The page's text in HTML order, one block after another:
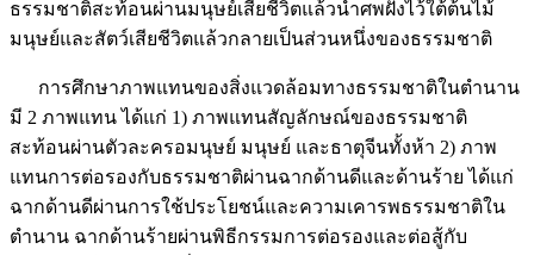
ธรรมชาติสะท้อนผ่านมนุษย์เสียชีวิตแล้วนำศพฝังไว้ใต้ต้นไม้
มนุษย์และสัตว์เสียชีวิตแล้วกลายเป็นส่วนหนึ่งของธรรมชาติ
การศึกษาภาพแทนของสิ่งแวดล้อมทางธรรมชาติในตำนาน
มี 2 ภาพแทน ได้แก่ 1) ภาพแทนสัญลักษณ์ของธรรมชาติ
สะท้อนผ่านตัวละครอมนุษย์ มนุษย์ และธาตุจีนทั้งห้า 2) ภาพ
แทนการต่อรองกับธรรมชาติผ่านฉากด้านดีและด้านร้าย ได้แก่
ฉากด้านดีผ่านการใช้ประโยชน์และความเคารพธรรมชาติใน
ตำนาน ฉากด้านร้ายผ่านพิธีกรรมการต่อรองและต่อสู้กับ